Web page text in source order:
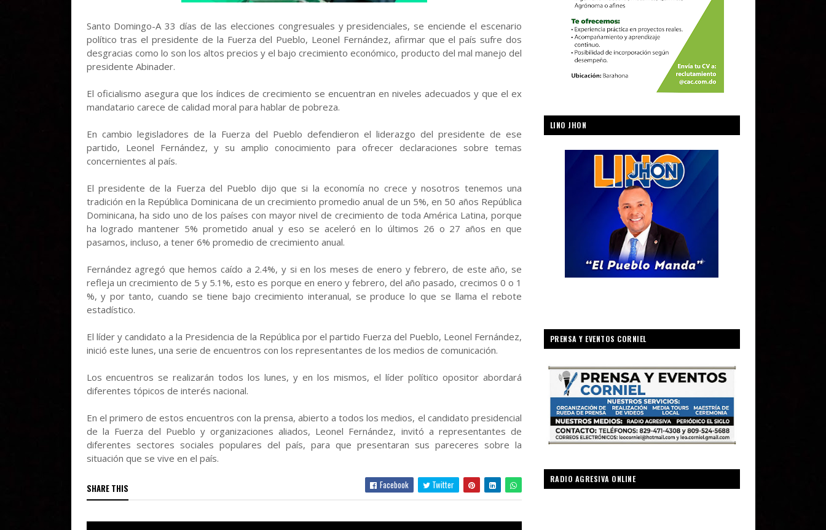
Santo Domingo-A 33 días de las elecciones congresuales y presidenciales, se enciende el escenario
político tras el presidente de la Fuerza del Pueblo, Leonel Fernández, afirmar que el país sufre dos
desgracias como lo son los altos precios y el bajo crecimiento económico, producto del mal manejo del
presidente Abinader.
El oficialismo asegura que los índices de crecimiento se encuentran en niveles adecuados y que el ex
mandatario carece de calidad moral para hablar de pobreza.
En cambio legisladores de la Fuerza del Pueblo defendieron el liderazgo del presidente de ese
partido, Leonel Fernández, y su amplio conocimiento para ofrecer declaraciones sobre temas
concernientes al país.
El presidente de la Fuerza del Pueblo dijo que si la economía no crece y nosotros tenemos una
tradición en la República Dominicana de un crecimiento promedio anual de un 5%, en 50 años República
Dominicana, ha sido uno de los países con mayor nivel de crecimiento de toda América Latina, porque
ha logrado mantener 5% prometido anual y eso se aceleró en lo últimos 26 o 27 años en que
pasamos, incluso, a tener 6% promedio de crecimiento anual.
Fernández agregó que hemos caído a 2.4%, y si en los meses de enero y febrero, de este año, se
refleja un crecimiento de 5 y 5.1%, esto es porque en enero y febrero, del año pasado, crecimos 0 o 1
%, y por tanto, cuando se tiene bajo crecimiento interanual, se produce lo que se llama el rebote
estadístico.
El líder y candidato a la Presidencia de la República por el partido Fuerza del Pueblo, Leonel Fernández,
inició este lunes, una serie de encuentros con los representantes de los medios de comunicación.
Los encuentros se realizarán todos los lunes, y en los mismos, el líder político opositor abordará
diferentes tópicos de interés nacional.
En el primero de estos encuentros con la prensa, abierto a todos los medios, el candidato presidencial
de la Fuerza del Pueblo y organizaciones aliados, Leonel Fernández, invitó a representantes de
diferentes sectores sociales populares del país, para que presentaran sus pareceres sobre la
situación que se vive en el país.
SHARE THIS Facebook Twitter
LINO JHON
PRENSA Y EVENTOS CORNIEL
RADIO AGRESIVA ONLINE